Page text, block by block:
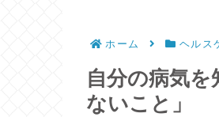
ホーム ヘルス
自分の病気
ないこと」